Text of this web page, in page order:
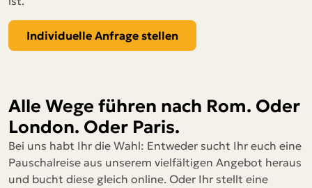
Individuelle Anfrage stellen
Alle Wege führen nach Rom. Oder
London. Oder Paris.
Bei uns habt Ihr die Wahl: Entweder sucht Ihr euch eine
Pauschalreise aus unserem vielfältigen Angebot heraus
und bucht diese gleich online. Oder Ihr stellt eine